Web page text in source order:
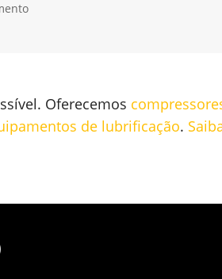
Oferecemos
de lubrificação.